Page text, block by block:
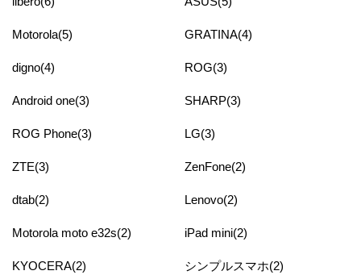
Motorola(5) GRATINA(4)
digno(4) ROG(3)
Android one(3) SHARP(3)
ROG Phone(3) LG(3)
ZTE(3) ZenFone(2)
dtab(2) Lenovo(2)
Motorola moto e32s(2) iPad mini(2)
KYOCERA(2) シンプルスマホ(2)